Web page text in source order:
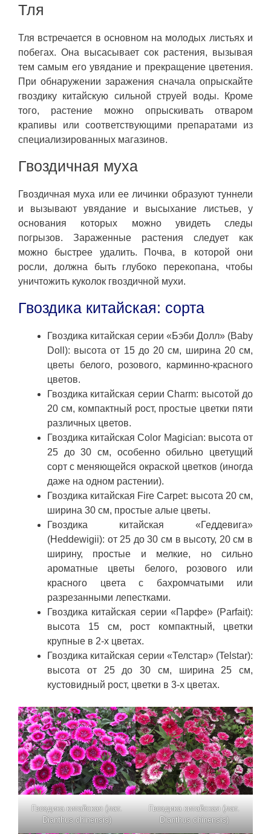
Тля
Тля встречается в основном на молодых листьях и
побегах. Она высасывает сок растения, вызывая
тем самым его увядание и прекращение цветения.
При обнаружении заражения сначала опрыскайте
гвоздику китайскую сильной струей воды. Кроме
того, растение можно опрыскивать отваром
крапивы или соответствующими препаратами из
специализированных магазинов.
Гвоздичная муха
Гвоздичная муха или ее личинки образуют туннели
и вызывают увядание и высыхание листьев, у
основания которых можно увидеть следы
погрызов. Зараженные растения следует как
можно быстрее удалить. Почва, в которой они
росли, должна быть глубоко перекопана, чтобы
уничтожить куколок гвоздичной мухи.
Гвоздика китайская: сорта
Гвоздика китайская серии «Бэби Долл» (Baby
Doll): высота от 15 до 20 см, ширина 20 см,
цветы белого, розового, карминно-красного
цветов.
Гвоздика китайская серии Charm: высотой до
20 см, компактный рост, простые цветки пяти
различных цветов.
Гвоздика китайская Color Magician: высота от
25 до 30 см, особенно обильно цветущий
сорт с меняющейся окраской цветков (иногда
даже на одном растении).
Гвоздика китайская Fire Carpet: высота 20 см,
ширина 30 см, простые алые цветы.
Гвоздика китайская «Геддевига»
(Heddewigii): от 25 до 30 см в высоту, 20 см в
ширину, простые и мелкие, но сильно
ароматные цветы белого, розового или
красного цвета с бахромчатыми или
разрезанными лепестками.
Гвоздика китайская серии «Парфе» (Parfait):
высота 15 см, рост компактный, цветки
крупные в 2-х цветах.
Гвоздика китайская серии «Телстар» (Telstar):
высота от 25 до 30 см, ширина 25 см,
кустовидный рост, цветки в 3-х цветах.
Гвоздика китайская (лат.
Dianthus chinensis)
Гвоздика китайская (лат.
Dianthus chinensis)